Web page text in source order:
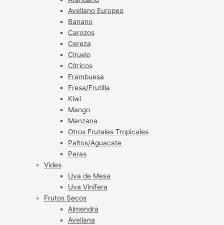
Avellano Europeo
Banano
Carozos
Cereza
Ciruelo
Cítricos
Frambuesa
Fresa/Frutilla
Kiwi
Mango
Manzana
Otros Frutales Tropicales
Paltos/Aguacate
Peras
Vides
Uva de Mesa
Uva Vinífera
Frutos Secos
Almendra
Avellana